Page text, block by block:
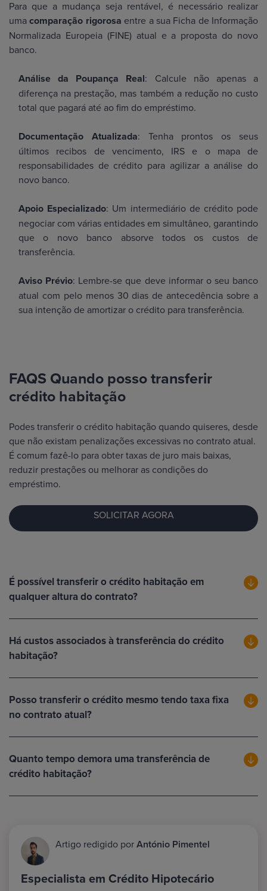
Para que a mudança seja rentável, é necessário realizar
umacomparação rigorosa entre a sua Ficha de Informação
Normalizada Europeia (FINE) atual e a proposta do novo
banco.
Análise da Poupança Real: Calcule não apenas a
diferença na prestação, mas também a redução no custo
total que pagará até ao fim do empréstimo.
Documentação Atualizada: Tenha prontos os seus
últimos recibos de vencimento, IRS e o mapa de
responsabilidades de crédito para agilizar a análise do
novo banco.
Apoio Especializado: Um intermediário de crédito pode
negociar com várias entidades em simultâneo, garantindo
que o novo banco absorve todos os custos de
transferência.
Aviso Prévio: Lembre-se que deve informar o seu banco
atual com pelo menos 30 dias de antecedência sobre a
sua intenção de amortizar o crédito para transferência.
FAQS Quando posso transferir
crédito habitação
Podes transferir o crédito habitação quando quiseres, desde
que não existam penalizações excessivas no contrato atual.
É comum fazê-lo para obter taxas de juro mais baixas,
reduzir prestações ou melhorar as condições do
empréstimo.
SOLICITAR AGORA
É possível transferir o crédito habitação em
qualquer altura do contrato?
Há custos associados à transferência do crédito
habitação?
Posso transferir o crédito mesmo tendo taxa fixa
no contrato atual?
Quanto tempo demora uma transferência de
crédito habitação?
Artigo redigido porAntónio Pimentel
Especialista em Crédito Hipotecário